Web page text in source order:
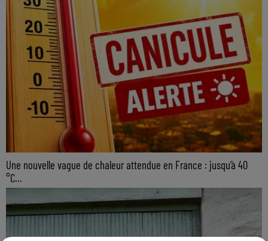
Une nouvelle vague de chaleur attendue en France : jusqu’à 40
°C...